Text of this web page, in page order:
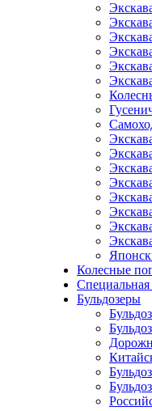
Колесные
Специальная
Бульдозеры